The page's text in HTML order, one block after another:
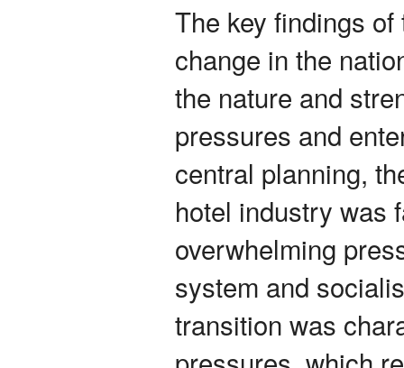
The key findings
change in the
the nature and
pressures and
central planning,
hotel industry was
overwhelming
system and
transition was